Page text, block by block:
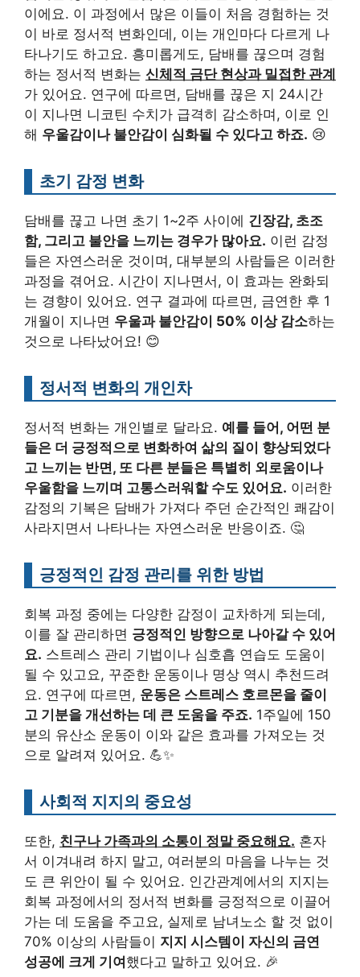
이에요. 이 과정에서 많은 이들이 처음 경험하는 것
이 바로 정서적 변화인데, 이는 개인마다 다르게 나
타나기도 하고요. 흥미롭게도, 담배를 끊으며 경험
하는 정서적 변화는 신체적 금단 현상과 밀접한 관계
가 있어요. 연구에 따르면, 담배를 끊은 지 24시간
이 지나면 니코틴 수치가 급격히 감소하며, 이로 인
해 우울감이나 불안감이 심화될 수 있다고 하죠. 😢
초기 감정 변화
담배를 끊고 나면 초기 1~2주 사이에 긴장감, 초조
함, 그리고 불안을 느끼는 경우가 많아요. 이런 감정
들은 자연스러운 것이며, 대부분의 사람들은 이러한
과정을 겪어요. 시간이 지나면서, 이 효과는 완화되
는 경향이 있어요. 연구 결과에 따르면, 금연한 후 1
개월이 지나면 우울과 불안감이 50% 이상 감소하는
것으로 나타났어요! 😊
정서적 변화의 개인차
정서적 변화는 개인별로 달라요. 예를 들어, 어떤 분
들은 더 긍정적으로 변화하여 삶의 질이 향상되었다
고 느끼는 반면, 또 다른 분들은 특별히 외로움이나
우울함을 느끼며 고통스러워할 수도 있어요. 이러한
감정의 기복은 담배가 가져다 주던 순간적인 쾌감이
사라지면서 나타나는 자연스러운 반응이죠. 🤔
긍정적인 감정 관리를 위한 방법
회복 과정 중에는 다양한 감정이 교차하게 되는데,
이를 잘 관리하면 긍정적인 방향으로 나아갈 수 있어
요. 스트레스 관리 기법이나 심호흡 연습도 도움이
될 수 있고요, 꾸준한 운동이나 명상 역시 추천드려
요. 연구에 따르면, 운동은 스트레스 호르몬을 줄이
고 기분을 개선하는 데 큰 도움을 주죠. 1주일에 150
분의 유산소 운동이 이와 같은 효과를 가져오는 것
으로 알려져 있어요. 💪✨
사회적 지지의 중요성
또한, 친구나 가족과의 소통이 정말 중요해요. 혼자
서 이겨내려 하지 말고, 여러분의 마음을 나누는 것
도 큰 위안이 될 수 있어요. 인간관계에서의 지지는
회복 과정에서의 정서적 변화를 긍정적으로 이끌어
가는 데 도움을 주고요, 실제로 남녀노소 할 것 없이
70% 이상의 사람들이 지지 시스템이 자신의 금연
성공에 크게 기여 했다고 말하고 있어요. 🎉